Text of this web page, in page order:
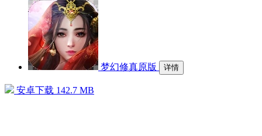
梦幻修真原版 详情
安卓下载 142.7 MB